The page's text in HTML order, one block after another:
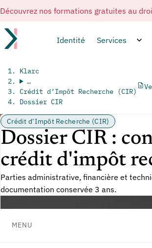
Découvrez nos formations gratuites au
Identité Services
MENU
Klarc
…
Crédit d’Impôt Recherche (CIR)
Dossier CIR
Crédit d’Impôt Recherche (CIR)
Dossier CIR :
crédit d'impôt
Parties administrative, financière et
documentation conservée 3 ans.